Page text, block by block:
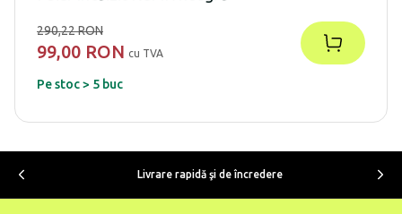
290,22 RON
99,00 RON cu TVA
Pe stoc > 5 buc
Livrare rapidă şi de încredere